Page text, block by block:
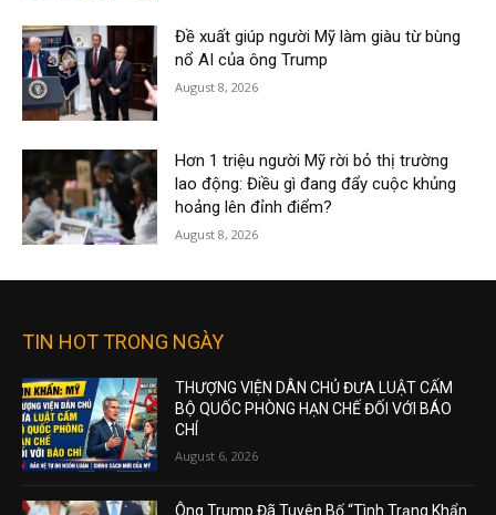
Đề xuất giúp người Mỹ làm giàu từ bùng
nổ AI của ông Trump
August 8, 2026
Hơn 1 triệu người Mỹ rời bỏ thị trường
lao động: Điều gì đang đẩy cuộc khủng
hoảng lên đỉnh điểm?
August 8, 2026
TIN HOT TRONG NGÀY
THƯỢNG VIỆN DÂN CHỦ ĐƯA LUẬT CẤM
BỘ QUỐC PHÒNG HẠN CHẾ ĐỐI VỚI BÁO
CHÍ
August 6, 2026
Ông Trump Đã Tuyên Bố “Tình Trạng Khẩn